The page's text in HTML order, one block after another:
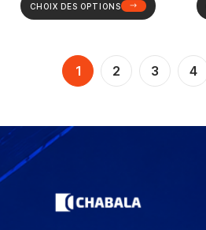
CHOIX DES OPTIONS
1 2 3 4